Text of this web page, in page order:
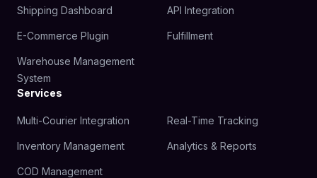
Shipping Dashboard API Integration
E-Commerce Plugin Fulfillment
Warehouse Management
System
Services
Multi-Courier Integration Real-Time Tracking
Inventory Management Analytics & Reports
COD Management